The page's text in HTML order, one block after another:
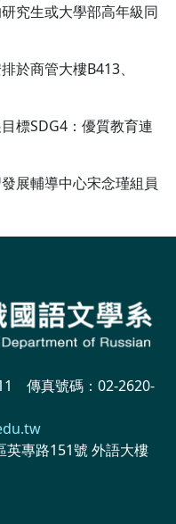
究生或大學部高年級同
於商管大樓B413、
標SDG4：優質教育連
展輔導中心宋念瑾組員
傳真號碼：02-2620-
英專路151號 外語大樓